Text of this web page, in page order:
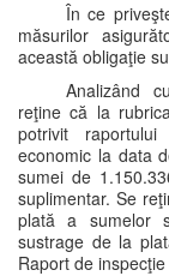
În ce
măsurilor
această obligaţie
Analizând
reţine că la
potrivit
economic la data
sumei de
suplimentar. Se
plată a sumelor
sustrage de la
Raport de